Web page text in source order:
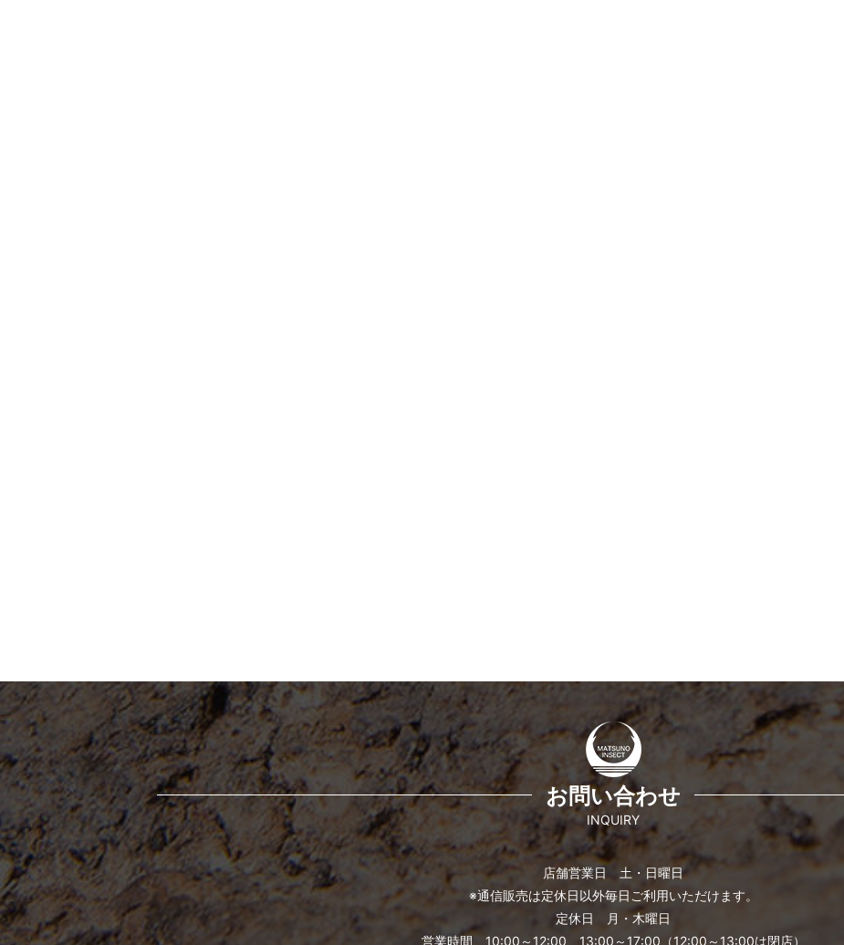
お問い合わせ
INQUIRY
店舗営業日 土・日曜日
※通信販売は定休日以外毎日ご利用いただけます。
定休日 月・木曜日
営業時間 10:00～12:00、13:00～17:00（12:00～13:00は閉店）